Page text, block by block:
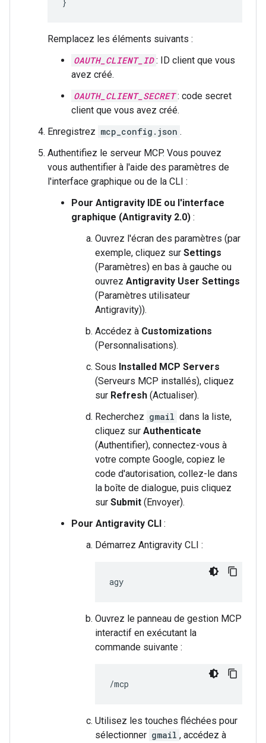
Remplacez les éléments suivants :
OAUTH_CLIENT_ID : ID client que vous
avez créé.
OAUTH_CLIENT_SECRET : code secret
client que vous avez créé.
Enregistrez mcp_config.json .
Authentifiez le serveur MCP. Vous pouvez
vous authentifier à l'aide des paramètres de
l'interface graphique ou de la CLI :
Pour Antigravity IDE ou l'interface
graphique (Antigravity 2.0) :
Ouvrez l'écran des paramètres (par
exemple, cliquez sur Settings
(Paramètres) en bas à gauche ou
ouvrez Antigravity User Settings
(Paramètres utilisateur
Antigravity)).
Accédez à Customizations
(Personnalisations).
Sous Installed MCP Servers
(Serveurs MCP installés), cliquez
sur Refresh (Actualiser).
Recherchez gmail dans la liste,
cliquez sur Authenticate
(Authentifier), connectez-vous à
votre compte Google, copiez le
code d'autorisation, collez-le dans
la boîte de dialogue, puis cliquez
sur Submit (Envoyer).
Pour Antigravity CLI :
Démarrez Antigravity CLI :
Ouvrez le panneau de gestion MCP
interactif en exécutant la
commande suivante :
Utilisez les touches fléchées pour
sélectionner gmail , accédez à